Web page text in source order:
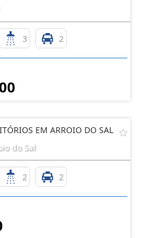
3 2
EM ARROIO DO SAL
do Sal
2 2